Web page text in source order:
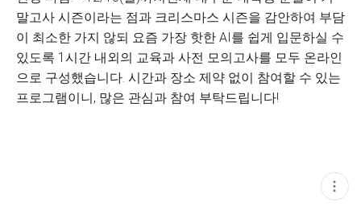
말고사 시즌이라는 점과 크리스마스 시즌을 감안하여 부담
이 최소한 가지 않되 요즘 가장 핫한 AI를 쉽게 입문하실 수
있도록 1시간 내외의 교육과 사전 모의고사를 모두 온라인
으로 구성했습니다. 시간과 장소 제약 없이 참여할 수 있는
프로그램이니, 많은 관심과 참여 부탁드립니다!
현
재